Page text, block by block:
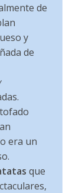
de
y
de
era un
que